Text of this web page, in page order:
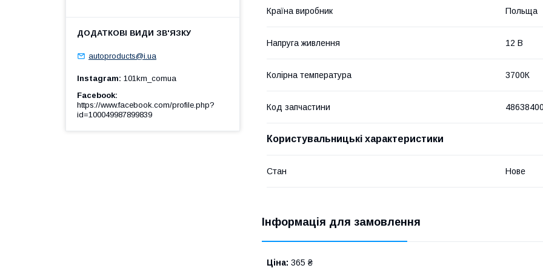
Країна виробник Польща
Напруга живлення 12 В
Колірна температура 3700К
Код запчастини
Користувальницькі характеристики
Стан Нове
Інформація для замовлення
Ціна: 365 ₴
autoproducts@i.ua
Instagram 101km_comua
Facebook
https://www.facebook.com/profile.php?
id=100049987899839